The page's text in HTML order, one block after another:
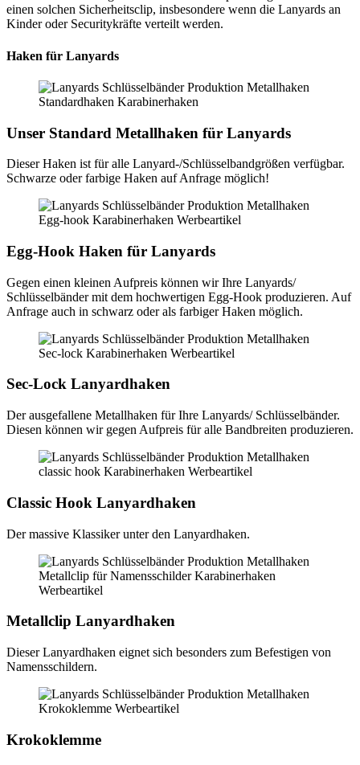
einen solchen Sicherheitsclip, insbesondere wenn die Lanyards an
Kinder oder Securitykräfte verteilt werden.
Haken für Lanyards
Unser Standard Metallhaken für Lanyards
Dieser Haken ist für alle Lanyard-/Schlüsselbandgrößen verfügbar.
Schwarze oder farbige Haken auf Anfrage möglich!
Egg-Hook Haken für Lanyards
Gegen einen kleinen Aufpreis können wir Ihre Lanyards/
Schlüsselbänder mit dem hochwertigen Egg-Hook produzieren. Auf
Anfrage auch in schwarz oder als farbiger Haken möglich.
Sec-Lock Lanyardhaken
Der ausgefallene Metallhaken für Ihre Lanyards/ Schlüsselbänder.
Diesen können wir gegen Aufpreis für alle Bandbreiten produzieren.
Classic Hook Lanyardhaken
Der massive Klassiker unter den Lanyardhaken.
Metallclip Lanyardhaken
Dieser Lanyardhaken eignet sich besonders zum Befestigen von
Namensschildern.
Krokoklemme